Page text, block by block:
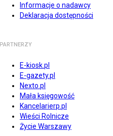
Informacje o nadawcy
Deklaracja dostępności
PARTNERZY
E-kiosk.pl
E-gazety.pl
Nexto.pl
Mała księgowość
Kancelarierp.pl
Wieści Rolnicze
Życie Warszawy